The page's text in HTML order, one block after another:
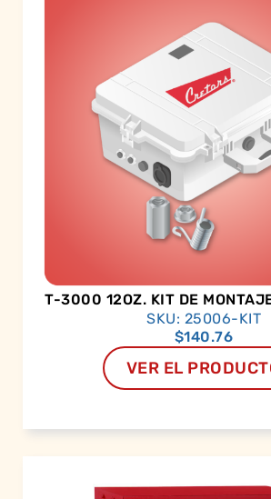
T-3000 12OZ. KIT DE
SKU: 25006-KIT
$140.76
VER EL